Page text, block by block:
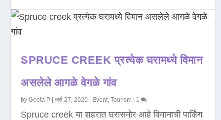
SPRUCE CREEK प्रत्येक घरामध्ये विमान
असलेले आगळे वेगळे गांव
byGeeta P |जुलै 27, 2020 Event,Tourism 1
Spruce creek या शहरात घरासमोर आहे विमानाची पार्किंग